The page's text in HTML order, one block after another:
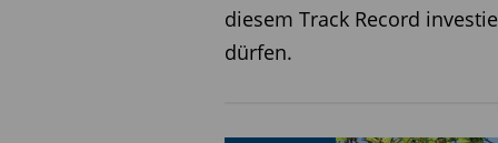
Fondsdaten
diesem Track Record
dürfen.